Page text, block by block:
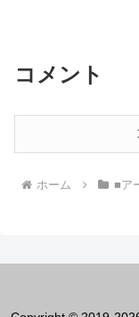
コメント
ホーム ■ア